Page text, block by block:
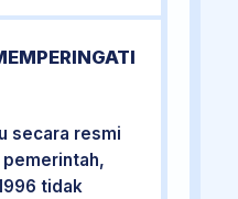
secara resmi
tidak